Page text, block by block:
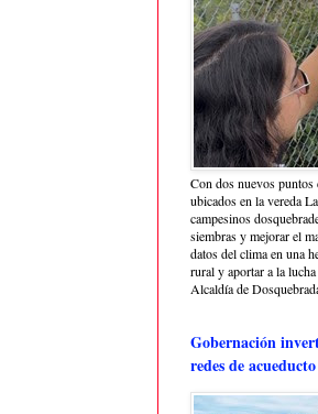
Con dos nuevos
ubicados en la vereda
campesinos
siembras y mejorar el
datos del clima en una
rural y aportar a la
Alcaldía de
Gobernación
redes de